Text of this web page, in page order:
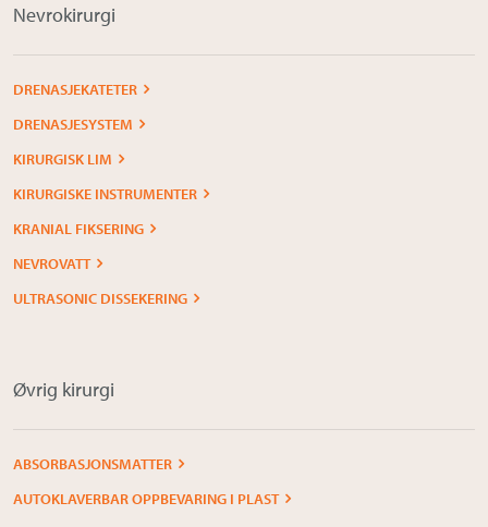
Nevrokirurgi
DRENASJEKATETER
DRENASJESYSTEM
KIRURGISK LIM
KIRURGISKE INSTRUMENTER
KRANIAL FIKSERING
NEVROVATT
ULTRASONIC DISSEKERING
Øvrig kirurgi
ABSORBASJONSMATTER
AUTOKLAVERBAR OPPBEVARING I PLAST